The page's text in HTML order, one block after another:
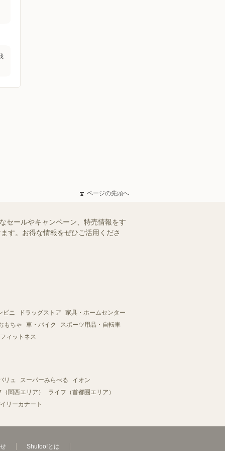
ページの先頭へ
セールやキャンペーン、特売情報をす
す。お得な情報をぜひご活用くださ
ビニ ドラッグストア
家具・ホームセンター
もちゃ 車・バイク
スポーツ用品・自転車
ィットネス
リュ スーパーみらべる
イオン
関西エリア）
ライフ（首都圏エリア）
リーカナート
Shufoo!とは